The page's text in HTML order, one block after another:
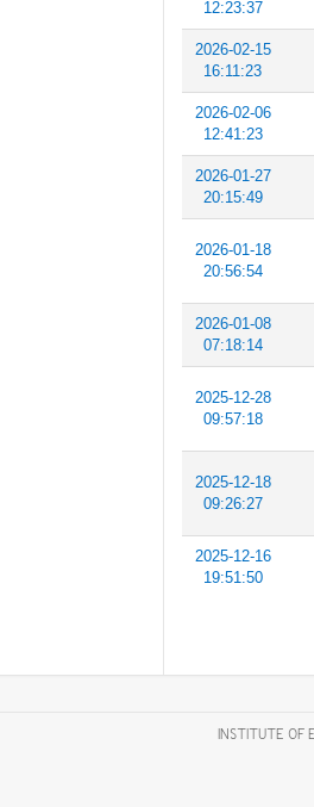
12:23:37
2026-02-15
16:11:23
2026-02-06
12:41:23
2026-01-27
20:15:49
2026-01-18
20:56:54
2026-01-08
07:18:14
2025-12-28
09:57:18
2025-12-18
09:26:27
2025-12-16
19:51:50
INSTITUTE OF